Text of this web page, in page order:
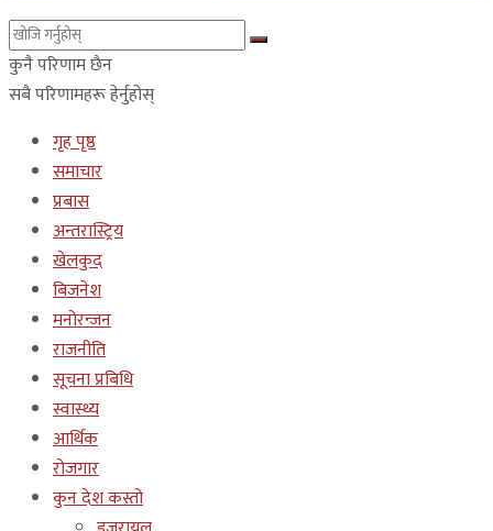
कुनै परिणाम छैन
सबै परिणामहरू हेर्नुहोस्
गृह पृष्ठ
समाचार
प्रबास
अन्तरास्ट्रिय
खेलकुद
बिजनेश
मनोरन्जन
राजनीति
सूचना प्रबिधि
स्वास्थ्य
आर्थिक
रोजगार
कुन देश कस्तो